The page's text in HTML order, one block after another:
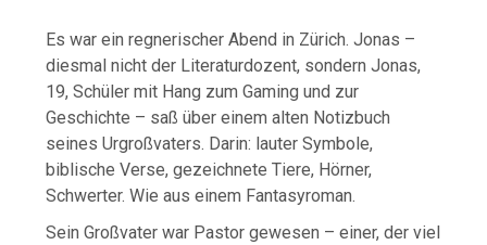
Es war ein regnerischer Abend in Zürich. Jonas –
diesmal nicht der Literaturdozent, sondern Jonas,
19, Schüler mit Hang zum Gaming und zur
Geschichte – saß über einem alten Notizbuch
seines Urgroßvaters. Darin: lauter Symbole,
biblische Verse, gezeichnete Tiere, Hörner,
Schwerter. Wie aus einem Fantasyroman.
Sein Großvater war Pastor gewesen – einer, der viel